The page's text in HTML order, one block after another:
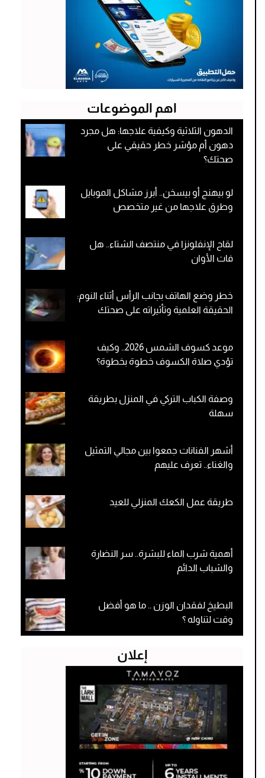
اهم الموضوعات
الدهون الثلاثية وكيفية علاجها: هل مجرد
دهون أم مؤشر خطر حقيقي على
صحتك؟
لو بيهنج أو بيسخن.. أبرز مشاكل الموبايل
وطرق علاجها من غير متخصص
لقاح الإنفلونزا في منتصف الشتاء.. هل
فات الأوان
خطر وضع الهاتف بجانب الرأس أثناء النوم:
الحقيقة العلمية وتأثيراته على صحتك
موعد كسوف الشمس 2026.. وكيف
تؤدي صلاة الكسوف خطوة بخطوة؟
وصفة الكباب التركي في المنزل بطريقة
سهلة
أشهر الفنانات جمعوا بين مجالي التمثيل
والغناء.. تعرف عليهم
طريقة عمل الكعك المنزلي للعيد
أهمية شرب الماء للبشرة.. سر النضارة
والشباب الدائم
البطيخ لفقدان الوزن .. ما هو أفضل
وقت لتناوله ؟
إعلان